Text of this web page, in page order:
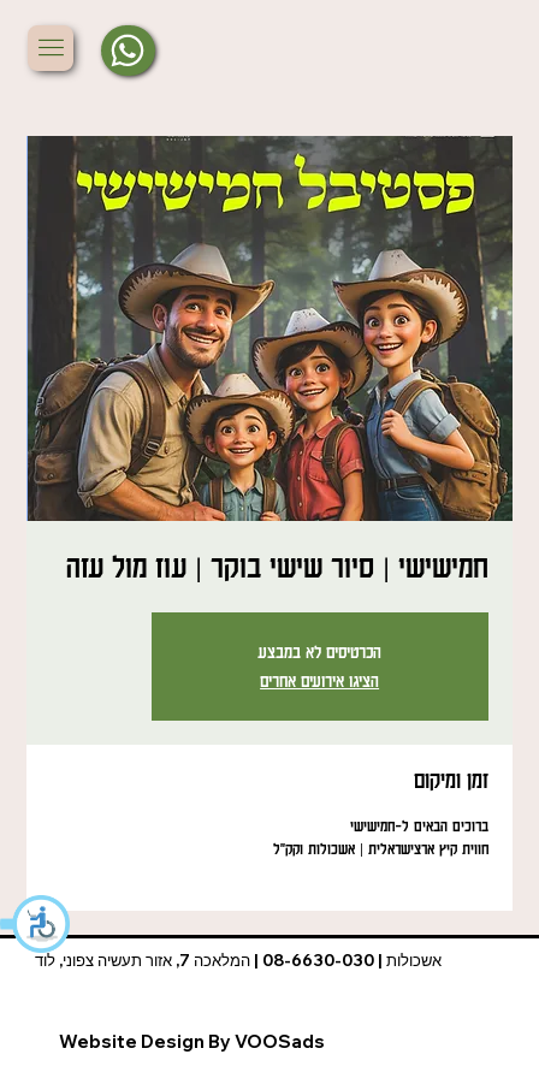
חמישישי | סיור שישי בוקר | עוז מול עזה
הכרטיסים לא במבצע
הציגו אירועים אחרים
זמן ומיקום
ברוכים הבאים ל-חמישישי
חווית קיץ ארצישראלית | אשכולות וקק"ל
אשכולות | 08-6630-030 | המלאכה 7, אזור תעשיה צפוני, לוד
Website Design By VOOSads